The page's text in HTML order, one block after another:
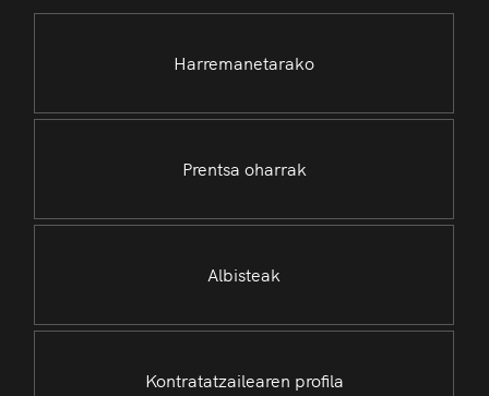
Harremanetarako
Prentsa oharrak
Albisteak
Kontratatzailearen profila